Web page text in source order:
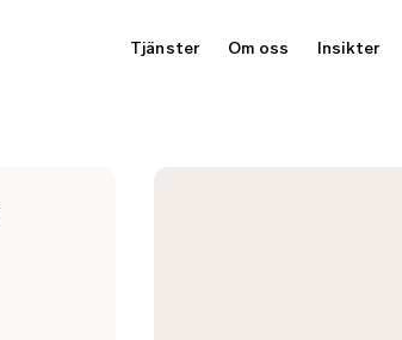
Tjänster Om oss Insikter